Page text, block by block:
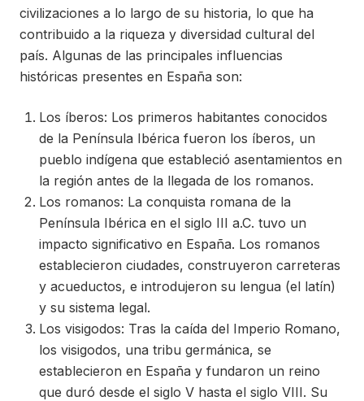
civilizaciones a lo largo de su historia, lo que ha
contribuido a la riqueza y diversidad cultural del
país. Algunas de las principales influencias
históricas presentes en España son:
Los íberos: Los primeros habitantes conocidos
de la Península Ibérica fueron los íberos, un
pueblo indígena que estableció asentamientos en
la región antes de la llegada de los romanos.
Los romanos: La conquista romana de la
Península Ibérica en el siglo III a.C. tuvo un
impacto significativo en España. Los romanos
establecieron ciudades, construyeron carreteras
y acueductos, e introdujeron su lengua (el latín)
y su sistema legal.
Los visigodos: Tras la caída del Imperio Romano,
los visigodos, una tribu germánica, se
establecieron en España y fundaron un reino
que duró desde el siglo V hasta el siglo VIII. Su